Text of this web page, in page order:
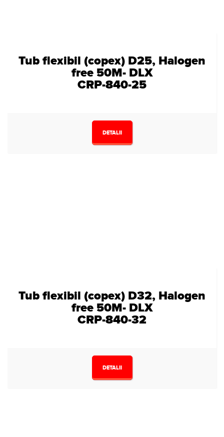
Tub flexibil (copex) D25, Halogen
free 50M- DLX
CRP-840-25
DETALII
Tub flexibil (copex) D32, Halogen
free 50M- DLX
CRP-840-32
DETALII